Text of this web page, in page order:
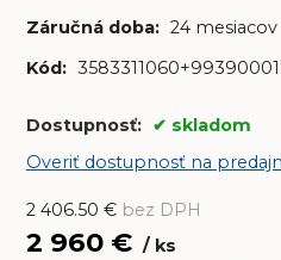
Záručná doba: 24 mesiacov
Kód:
Dostupnosť:
skladom
Overiť dostupnosť na
2 406.50 € bez DPH
2 960€
ks